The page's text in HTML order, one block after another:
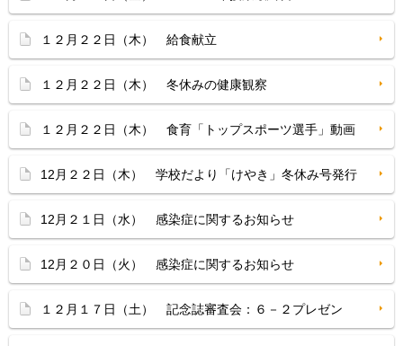
１２月２２日（木） 給食献立
１２月２２日（木） 冬休みの健康観察
１２月２２日（木） 食育「トップスポーツ選手」動画
12月２２日（木） 学校だより「けやき」冬休み号発行
12月２１日（水） 感染症に関するお知らせ
12月２０日（火） 感染症に関するお知らせ
１２月１７日（土） 記念誌審査会：６－２プレゼン